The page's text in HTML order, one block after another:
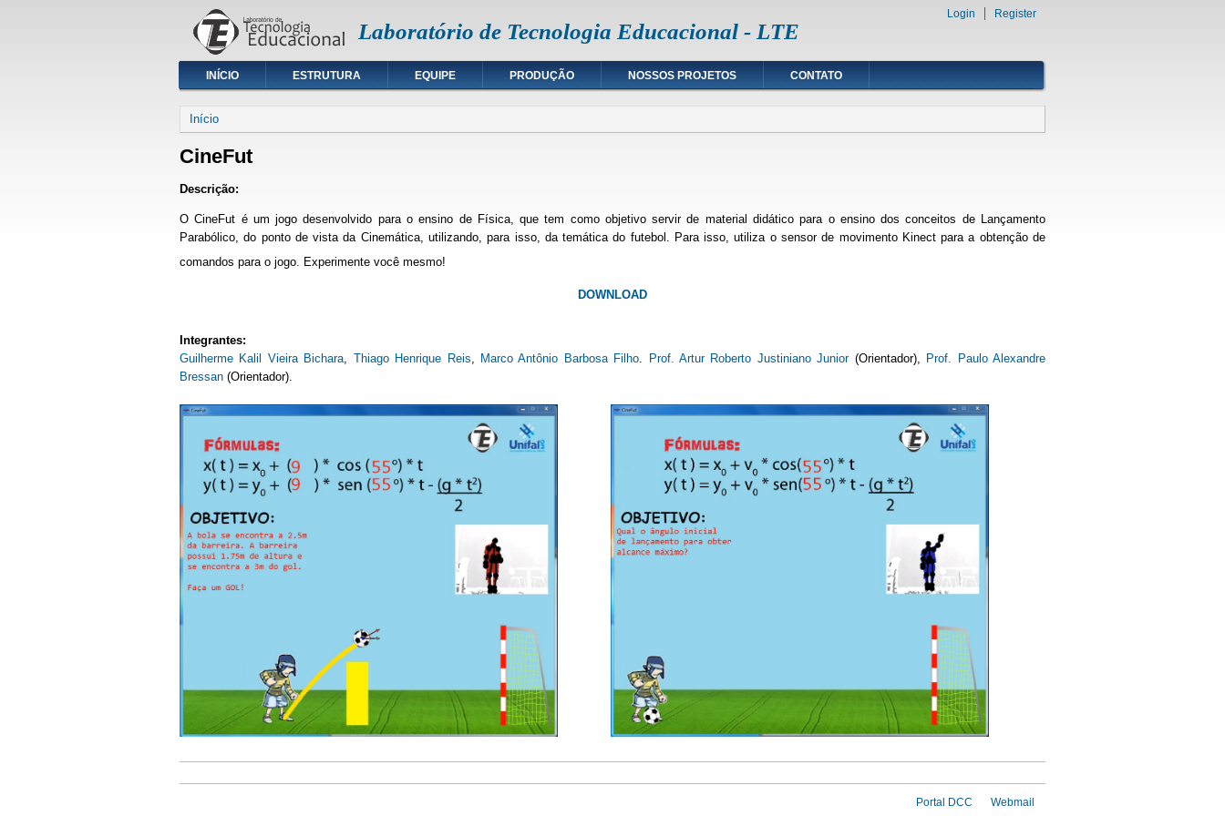
Laboratório de Tecnologia Educacional - LTE
Login Register
INÍCIO ESTRUTURA EQUIPE PRODUÇÃO NOSSOS PROJETOS CONTATO
Início
CineFut
Descrição:
O CineFut é um jogo desenvolvido para o ensino de Física, que tem como objetivo servir de material didático para o ensino dos conceitos de Lançamento
Parabólico, do ponto de vista da Cinemática, utilizando, para isso, da temática do futebol. Para isso, utiliza o sensor de movimento Kinect para a obtenção de
comandos para o jogo. Experimente você mesmo!
DOWNLOAD
Integrantes:
Guilherme Kalil Vieira Bichara, Thiago Henrique Reis, Marco Antônio Barbosa Filho. Prof. Artur Roberto Justiniano Junior(Orientador), Prof. Paulo Alexandre
Bressan (Orientador).
Portal DCC Webmail